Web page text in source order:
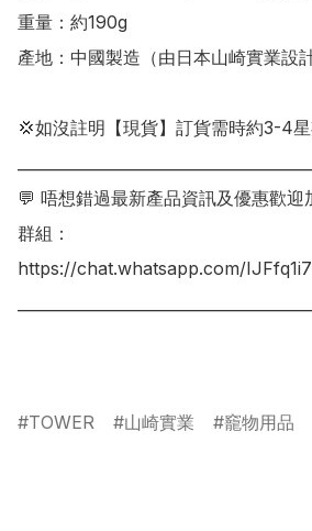
重量：約190g
產地：中國製造（由日本山崎實業設計
💢如沒註明【現貨】訂貨需時約3-4
💬 唔想錯過最新產品資訊及優惠歡
群組：
https://chat.whatsapp.com/
TOWER 山崎實業 竉物用品